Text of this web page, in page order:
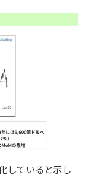
していると示し